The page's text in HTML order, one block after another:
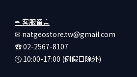
✒ 客服留言
✉ natgeostore.tw@gmail.com
☎︎ 02-2567-8107
🕙︎ 10:00-17:00 (例假日除外)